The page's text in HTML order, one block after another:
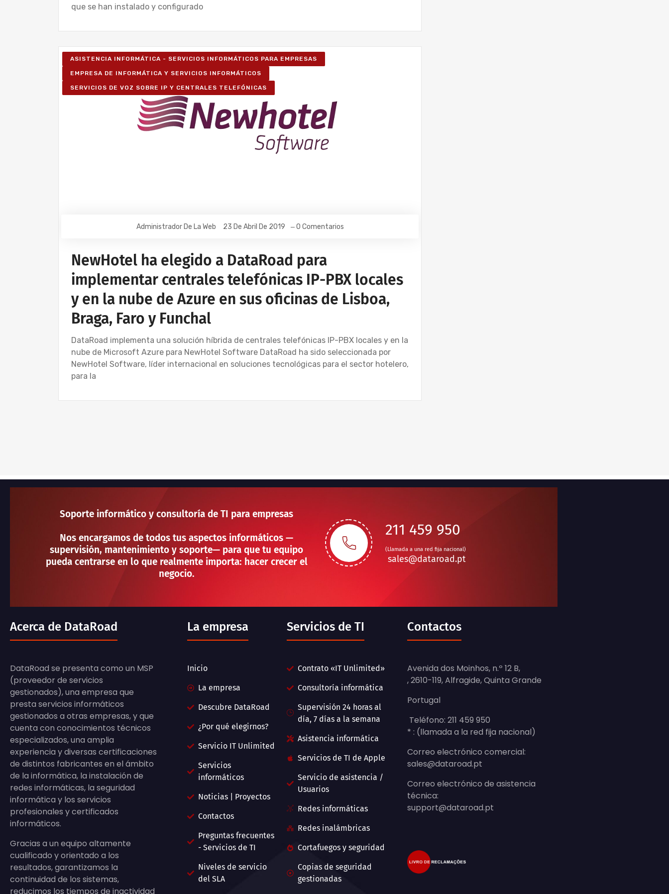
que se han instalado y configurado
ASISTENCIA INFORMÁTICA - SERVICIOS INFORMÁTICOS PARA EMPRESAS
EMPRESA DE INFORMÁTICA Y SERVICIOS INFORMÁTICOS
SERVICIOS DE VOZ SOBRE IP Y CENTRALES TELEFÓNICAS
Administrador De La Web 23 De Abril De 2019 0 Comentarios
NewHotel ha elegido a DataRoad para
implementar centrales telefónicas IP-PBX locales
y en la nube de Azure en sus oficinas de Lisboa,
Braga, Faro y Funchal
DataRoad implementa una solución híbrida de centrales telefónicas IP-PBX locales y en la
nube de Microsoft Azure para NewHotel Software DataRoad ha sido seleccionada por
NewHotel Software, líder internacional en soluciones tecnológicas para el sector hotelero,
para la
Soporte informático y consultoría de TI para empresas
Nos encargamos de todos tus aspectos informáticos —
supervisión, mantenimiento y soporte— para que tu equipo
pueda centrarse en lo que realmente importa: hacer crecer el
negocio.
211 459 950
(Llamada a una red fija nacional)
sales@dataroad.pt
Acerca de DataRoad
DataRoad se presenta como un MSP
(proveedor de servicios
gestionados), una empresa que
presta servicios informáticos
gestionados a otras empresas, y que
cuenta con conocimientos técnicos
especializados, una amplia
experiencia y diversas certificaciones
de distintos fabricantes en el ámbito
de la informática, la instalación de
redes informáticas, la seguridad
informática y los servicios
profesionales y certificados
informáticos.
Gracias a un equipo altamente
cualificado y orientado a los
resultados, garantizamos la
continuidad de los sistemas,
reducimos los tiempos de inactividad
La empresa
Inicio
La empresa
Descubre DataRoad
¿Por qué elegirnos?
Servicio IT Unlimited
Servicios
informáticos
Noticias | Proyectos
Contactos
Preguntas frecuentes
- Servicios de TI
Niveles de servicio
del SLA
Servicios de TI
Contrato «IT Unlimited»
Consultoría informática
Supervisión 24 horas al
día, 7 días a la semana
Asistencia informática
Servicios de TI de Apple
Servicio de asistencia /
Usuarios
Redes informáticas
Redes inalámbricas
Cortafuegos y seguridad
Copias de seguridad
gestionadas
Contactos
Avenida dos Moinhos, n.º 12 B,
, 2610-119, Alfragide, Quinta Grande
Portugal
Teléfono: 211 459 950
* : (llamada a la red fija nacional)
Correo electrónico comercial:
sales@dataroad.pt
Correo electrónico de asistencia
técnica:
support@dataroad.pt